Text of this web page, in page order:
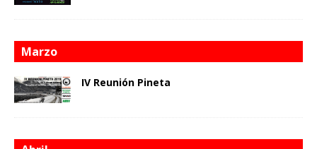
Marzo
IV Reunión Pineta